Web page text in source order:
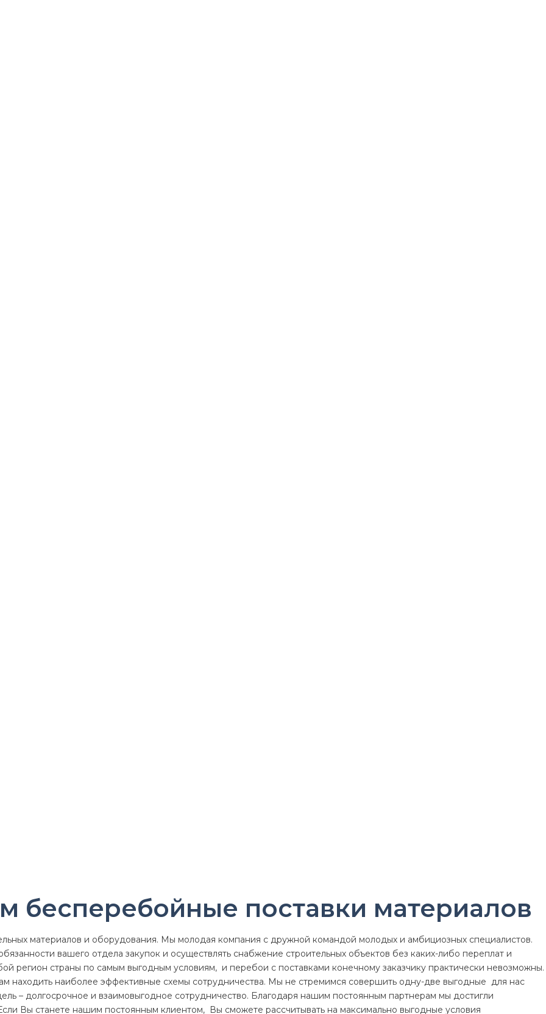
бесперебойные поставки материалов
материалов и оборудования. Мы молодая компания с дружной командой молодых и амбициозных специалистов.
вашего отдела закупок и осуществлять снабжение строительных объектов без каких-либо переплат и
регион страны по самым выгодным условиям, и перебои с поставками конечному заказчику практически невозможны.
находить наиболее эффективные схемы сотрудничества. Мы не стремимся совершить одну-две выгодные для нас
– долгосрочное и взаимовыгодное сотрудничество. Благодаря нашим постоянным партнерам мы достигли
Вы станете нашим постоянным клиентом, Вы сможете рассчитывать на максимально выгодные условия